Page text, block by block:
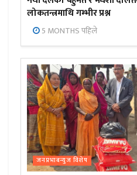
लोकतन्त्रमाथि गम्भीर प्रश्न
5 MONTHS पहिले
जनप्रभाबन्युज विशेष